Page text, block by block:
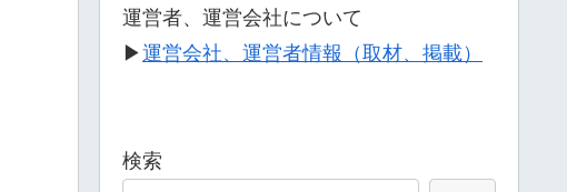
運営者、運営会社について
▶運営会社、運営者情報（取材、掲載）
検索